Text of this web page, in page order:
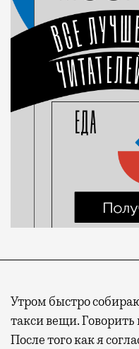
Утром быстро
такси вещи.
После того как я